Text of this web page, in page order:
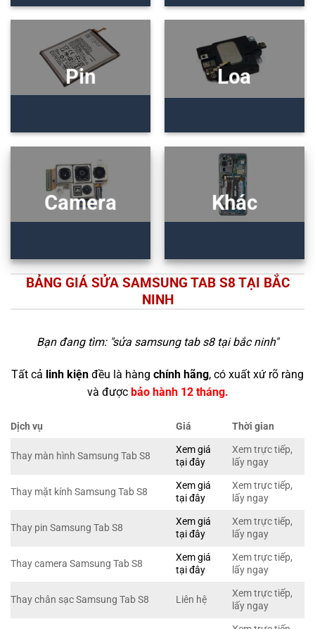
Pin Loa
Camera Khác
BẢNG GIÁ SỬA SAMSUNG TAB S8 TẠI BẮC
NINH
Bạn đang tìm: "sửa samsung tab s8 tại bắc ninh"
Tất cả linh kiện đều là hàng chính hãng, có xuất xứ rõ ràng
và được bảo hành 12 tháng.
Dịch vụ Giá Thời gian
Thay màn hình Samsung Tab S8
Xem giá
tại đây
Xem trực tiếp,
lấy ngay
Thay mặt kính Samsung Tab S8
Xem giá
tại đây
Xem trực tiếp,
lấy ngay
Thay pin Samsung Tab S8
Xem giá
tại đây
Xem trực tiếp,
lấy ngay
Thay camera Samsung Tab S8
Xem giá
tại đây
Xem trực tiếp,
lấy ngay
Thay chân sạc Samsung Tab S8 Liên hệ
Xem trực tiếp,
lấy ngay